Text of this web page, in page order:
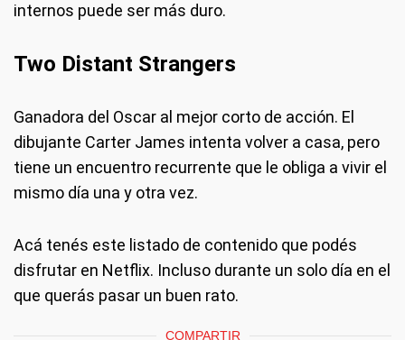
internos puede ser más duro.
Two Distant Strangers
Ganadora del Oscar al mejor corto de acción. El
dibujante Carter James intenta volver a casa, pero
tiene un encuentro recurrente que le obliga a vivir el
mismo día una y otra vez.
Acá tenés este listado de contenido que podés
disfrutar en Netflix. Incluso durante un solo día en el
que querás pasar un buen rato.
COMPARTIR